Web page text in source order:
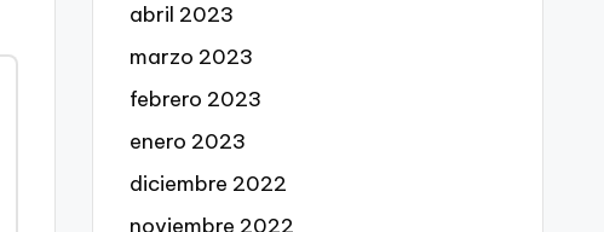
abril 2023
marzo 2023
febrero 2023
enero 2023
diciembre 2022
noviembre 2022